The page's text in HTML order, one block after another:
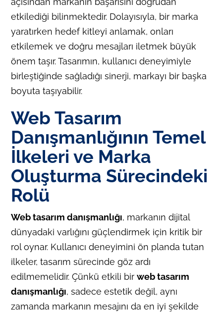
etkilediği bilinmektedir. Dolayısıyla, bir marka
yaratırken hedef kitleyi anlamak, onları
etkilemek ve doğru mesajları iletmek büyük
önem taşır. Tasarımın, kullanıcı deneyimiyle
birleştiğinde sağladığı sinerji, markayı bir başka
boyuta taşıyabilir.
Web Tasarım
Danışmanlığının Temel
İlkeleri ve Marka
Oluşturma Sürecindeki
Rolü
Web tasarım danışmanlığı, markanın dijital
dünyadaki varlığını güçlendirmek için kritik bir
rol oynar. Kullanıcı deneyimini ön planda tutan
ilkeler, tasarım sürecinde göz ardı
edilmemelidir. Çünkü etkili birweb tasarım
danışmanlığı, sadece estetik değil, aynı
zamanda markanın mesajını da en iyi şekilde